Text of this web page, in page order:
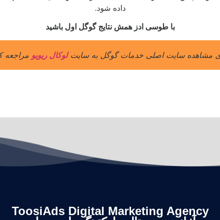
داده شود.
با طوسی ادز همش نتایج گوگل اول باشید
مشاهده سایت اصلی خدمات گوگل به سایتلوکال ریویو مراجعه
ToosiAds Digital Marketing Agency